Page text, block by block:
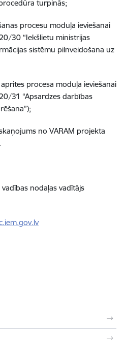
turpinās;
procesu moduļa ieviešanai
30 “Iekšlietu ministrijas
sistēmu pilnveidošana uz
procesa moduļa ieviešanai
31 “Apsardzes darbības
no VARAM projekta
nodaļas vadītājs